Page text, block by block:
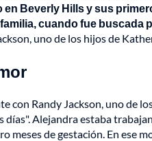
Beverly Hills y sus
cuando fue buscada
uno de los hijos de
con Randy Jackson, uno de
Alejandra estaba
meses de gestación. En ese